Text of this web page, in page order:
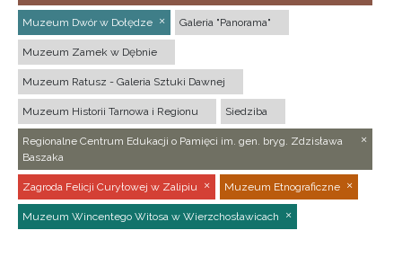
Muzeum Dwór w Dołędze Galeria "Panorama"
Muzeum Zamek w Dębnie
Muzeum Ratusz - Galeria Sztuki Dawnej
Muzeum Historii Tarnowa i Regionu Siedziba
Regionalne Centrum Edukacji o Pamięci im. gen. bryg. Zdzisława
Baszaka
Zagroda Felicji Curyłowej w Zalipiu Muzeum Etnograficzne
Muzeum Wincentego Witosa w Wierzchosławicach